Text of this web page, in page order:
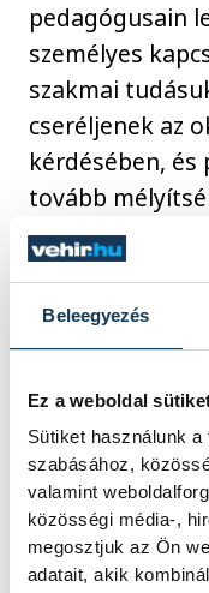
Beleegyezés
Ez a weboldal
Sütiket használunk
szabásához,
valamint
közösségi média-,
megosztjuk az Ön
adatait, akik
pedagógusain
személyes
szakmai
cseréljenek az
kérdésében,
tovább
közösségek
A program
Magyarország
közélet